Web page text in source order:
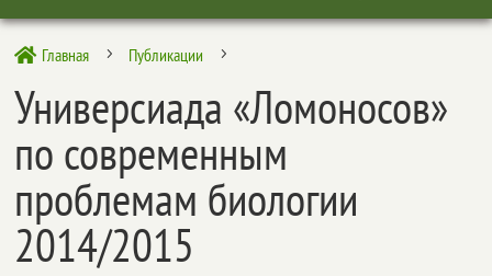
 Главная 5 Публикации 5
Универсиада «Ломоносов»
по современным
проблемам биологии
2014/2015